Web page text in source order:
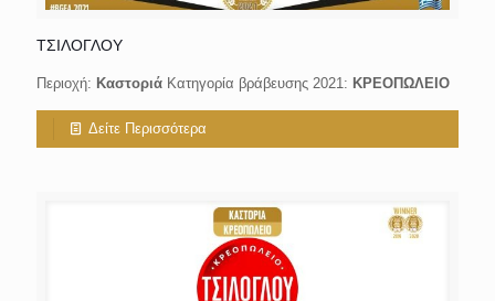
ΤΣΙΛΟΓΛΟΥ
Περιοχή: Καστοριά Κατηγορία βράβευσης 2021: ΚΡΕΟΠΩΛΕΙΟ
Δείτε Περισσότερα